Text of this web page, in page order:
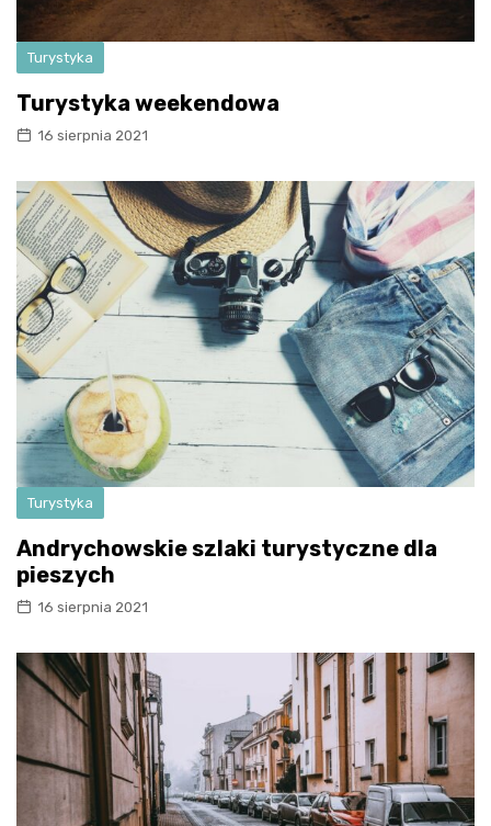
Turystyka
Turystyka weekendowa
16 sierpnia 2021
Turystyka
Andrychowskie szlaki turystyczne dla
pieszych
16 sierpnia 2021